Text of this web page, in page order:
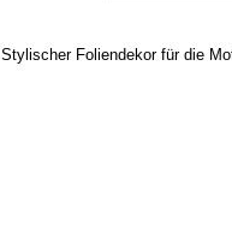
Stylischer Foliendekor für die